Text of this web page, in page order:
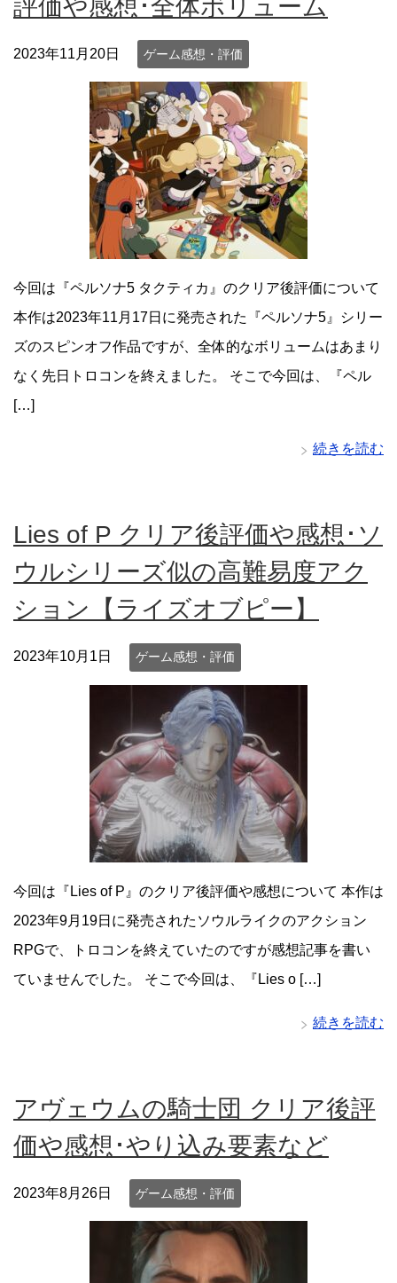
評価や感想･全体ボリューム
2023年11月20日 ゲーム感想・評価
今回は『ペルソナ5 タクティカ』のクリア後評価について
本作は2023年11月17日に発売された『ペルソナ5』シリー
ズのスピンオフ作品ですが、全体的なボリュームはあまり
なく先日トロコンを終えました。 そこで今回は、『ペル
[…]
続きを読む
Lies of P クリア後評価や感想･ソ
ウルシリーズ似の高難易度アク
ション【ライズオブピー】
2023年10月1日 ゲーム感想・評価
今回は『Lies of P』のクリア後評価や感想について 本作は
2023年9月19日に発売されたソウルライクのアクション
RPGで、トロコンを終えていたのですが感想記事を書い
ていませんでした。 そこで今回は、『Lies o […]
続きを読む
アヴェウムの騎士団 クリア後評
価や感想･やり込み要素など
2023年8月26日 ゲーム感想・評価